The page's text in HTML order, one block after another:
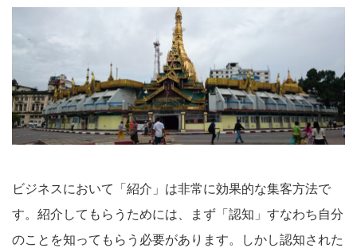
ビジネスにおいて「紹介」は非常に効果的な集客方法で
す。紹介してもらうためには、まず「認知」すなわち自分
のことを知ってもらう必要があります。しかし認知された